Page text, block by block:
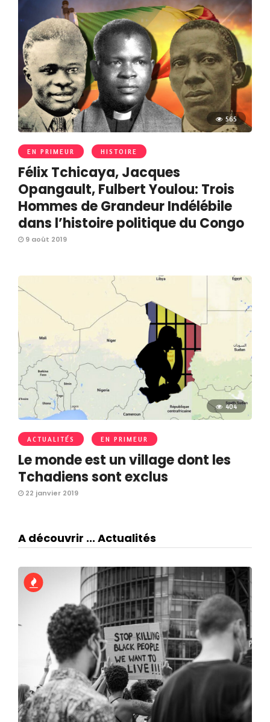
565
EN PRIMEUR HISTOIRE
Félix Tchicaya, Jacques
Opangault, Fulbert Youlou: Trois
Hommes de Grandeur Indélébile
dans l’histoire politique du Congo
9 août 2019
404
ACTUALITÉS EN PRIMEUR
Le monde est un village dont les
Tchadiens sont exclus
22 janvier 2019
A découvrir ... Actualités